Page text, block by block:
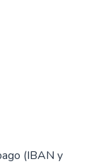
(IBAN y